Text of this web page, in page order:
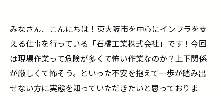
みなさん、こんにちは！東大阪市を中心にインフラを支
える仕事を行っている「石橋工業株式会社」です！今回
は現場作業って危険が多くて怖い作業なのか？上下関係
が厳しくて怖そう。といった不安を抱えて一歩が踏み出
せない方に実態を知っていただきたいと思っておりま